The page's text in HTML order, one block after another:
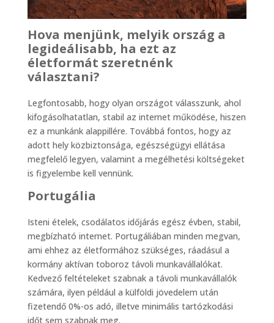
Hova menjünk, melyik ország a
legideálisabb, ha ezt az
életformát szeretnénk
választani?
Legfontosabb, hogy olyan országot válasszunk, ahol
kifogásolhatatlan, stabil az internet működése, hiszen
ez a munkánk alappillére. Továbbá fontos, hogy az
adott hely közbiztonsága, egészségügyi ellátása
megfelelő legyen, valamint a megélhetési költségeket
is figyelembe kell vennünk.
Portugália
Isteni ételek, csodálatos időjárás egész évben, stabil,
megbízható internet. Portugáliában minden megvan,
ami ehhez az életformához szükséges, ráadásul a
kormány aktívan toboroz távoli munkavállalókat.
Kedvező feltételeket szabnak a távoli munkavállalók
számára, ilyen például a külföldi jövedelem után
fizetendő 0%-os adó, illetve minimális tartózkodási
időt sem szabnak meg.